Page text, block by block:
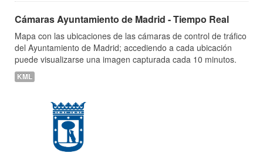
Cámaras Ayuntamiento de Madrid - Tiempo Real
Mapa con las ubicaciones de las cámaras de control de tráfico
del Ayuntamiento de Madrid; accediendo a cada ubicación
puede visualizarse una imagen capturada cada 10 minutos.
KML